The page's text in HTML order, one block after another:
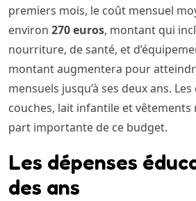
premiers mois, le coût mensuel
environ 270 euros, montant qui
nourriture, de santé, et
montant augmentera pour
mensuels jusqu’à ses deux ans.
couches, lait infantile et
part importante de ce budget.
Les dépenses
des ans